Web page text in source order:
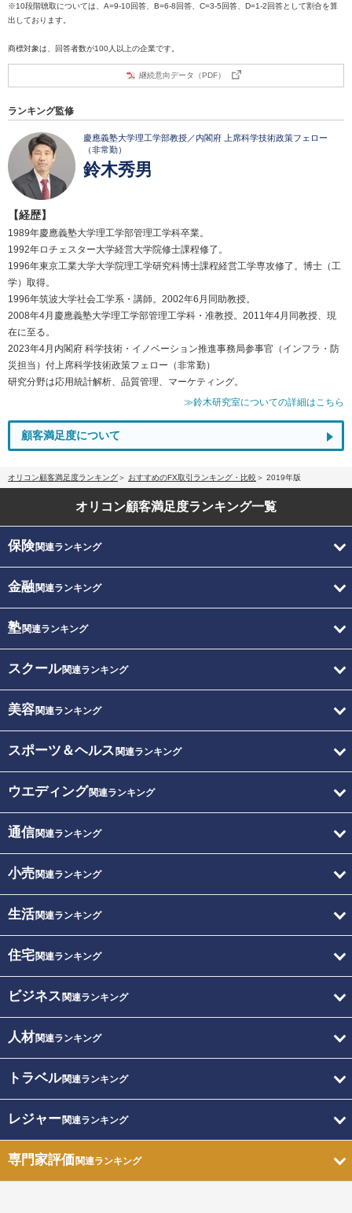
※10段階聴取については、A=9-10回答、B=6-8回答、C=3-5回答、D=1-2回答として割合を算
出しております。
商標対象は、回答者数が100人以上の企業です。
継続意向データ（PDF）
ランキング監修
慶應義塾大学理工学部教授／内閣府 上席科学技術政策フェロー
（非常勤）
鈴木秀男
【経歴】
1989年慶應義塾大学理工学部管理工学科卒業。
1992年ロチェスター大学経営大学院修士課程修了。
1996年東京工業大学大学院理工学研究科博士課程経営工学専攻修了。博士（工
学）取得。
1996年筑波大学社会工学系・講師。2002年6月同助教授。
2008年4月慶應義塾大学理工学部管理工学科・准教授。2011年4月同教授、現
在に至る。
2023年4月内閣府 科学技術・イノベーション推進事務局参事官（インフラ・防
災担当）付上席科学技術政策フェロー（非常勤）
研究分野は応用統計解析、品質管理、マーケティング。
≫鈴木研究室についての詳細はこちら
顧客満足度について
オリコン顧客満足度ランキング おすすめのFX取引ランキング・比較 2019年版
オリコン顧客満足度ランキング一覧
保険関連ランキング
金融関連ランキング
塾関連ランキング
スクール関連ランキング
美容関連ランキング
スポーツ＆ヘルス 関連ランキング
ウエディング関連ランキング
通信関連ランキング
小売関連ランキング
生活関連ランキング
住宅関連ランキング
ビジネス 関連ランキング
人材関連ランキング
トラベル関連ランキング
レジャー関連ランキング
専門家評価関連ランキング